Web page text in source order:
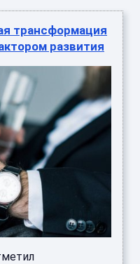
трансформация
развития